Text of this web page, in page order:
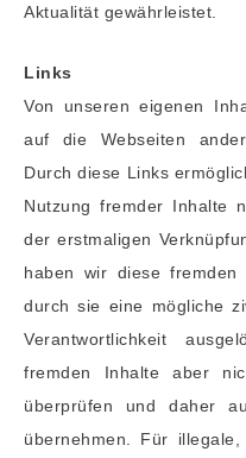
Aktualität gewährleistet.
Links
Von unseren eigenen
auf die Webseiten
Durch diese Links
Nutzung fremder Inhalte
der erstmaligen
haben wir diese
durch sie eine mögliche
Verantwortlichkeit
fremden Inhalte aber
überprüfen und daher
übernehmen. Für